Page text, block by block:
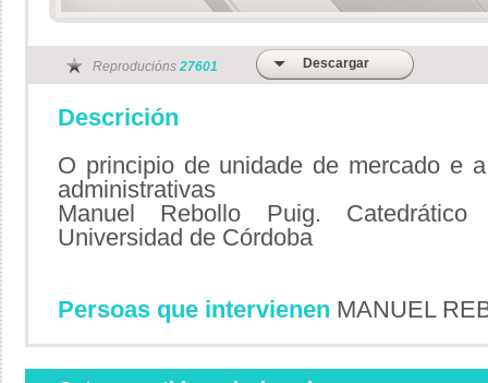
Reproducións 27601 Descargar
Descrición
O principio de unidade de mercado e
administrativas
Manuel Rebollo Puig. Catedrático
Universidad de Córdoba
Persoas que intervienen MANUEL